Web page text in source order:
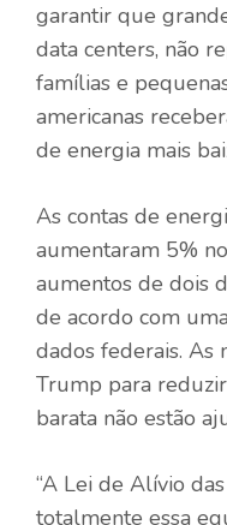
garantir que
data centers, não
famílias e
americanas
de energia mais
As contas de
aumentaram 5%
aumentos de dois
de acordo com
dados federais. As
Trump para
barata não estão
“A Lei de Alívio
totalmente essa